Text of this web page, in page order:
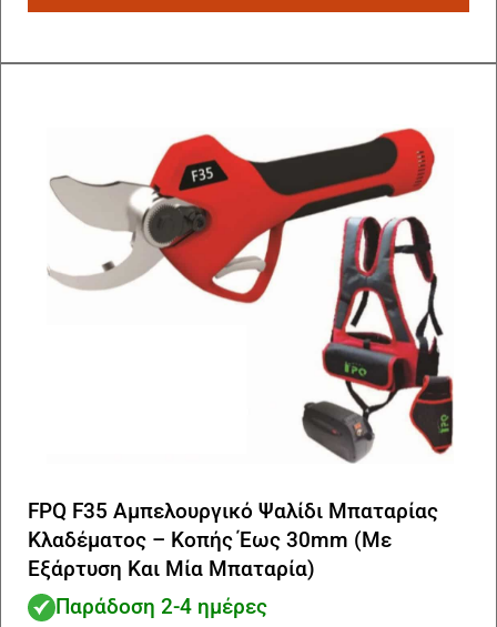
FPQ F35 Αμπελουργικό Ψαλίδι Μπαταρίας
Κλαδέματος – Κοπής Έως 30mm (Με
Εξάρτυση Και Μία Μπαταρία)
Παράδοση 2-4 ημέρες